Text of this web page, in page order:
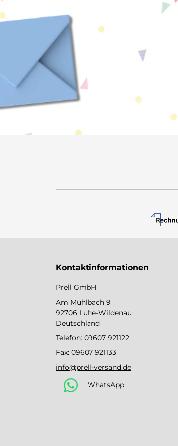
Kontaktinformationen
Prell GmbH
Am Mühlbach 9
92706 Luhe-Wildenau
Deutschland
Telefon: 09607 921122
Fax: 09607 921133
info@prell-versand.de
WhatsApp